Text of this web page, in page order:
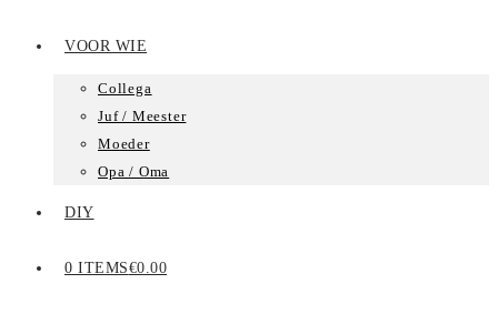
VOOR WIE
Collega
Juf / Meester
Moeder
Opa / Oma
DIY
0 ITEMS€0.00